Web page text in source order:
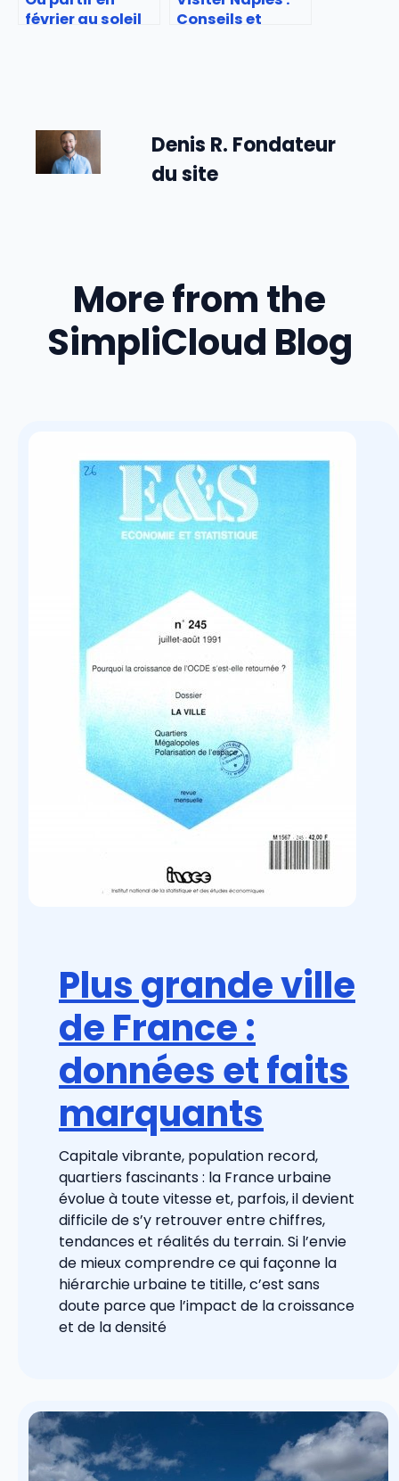
février au soleil
Conseils et
Denis R. Fondateur
du site
More from the
SimpliCloud Blog
Plus grande ville
de France :
données et faits
marquants
Capitale vibrante, population record,
quartiers fascinants : la France urbaine
évolue à toute vitesse et, parfois, il devient
difficile de s’y retrouver entre chiffres,
tendances et réalités du terrain. Si l’envie
de mieux comprendre ce qui façonne la
hiérarchie urbaine te titille, c’est sans
doute parce que l’impact de la croissance
et de la densité